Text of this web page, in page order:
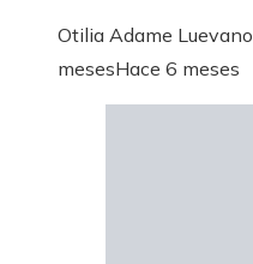
Otilia Adame Luevano
mesesHace 6 meses